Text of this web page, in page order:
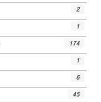
2
1
174
1
6
45